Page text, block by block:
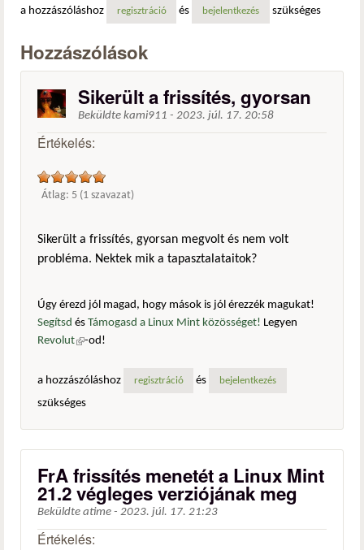
a hozzászóláshoz regisztráció és bejelentkezés szükséges
Hozzászólások
Sikerült a frissítés, gyorsan
Beküldte kami911 - 2023. júl. 17. 20:58
Értékelés:
Átlag: 5 (1 szavazat)
Sikerült a frissítés, gyorsan megvolt és nem volt
probléma. Nektek mik a tapasztalataitok?
Úgy érezd jól magad, hogy mások is jól érezzék magukat!
Segítsd és Támogasd a Linux Mint közösséget! Legyen
Revolut(külső hivatkozás)
-od!
a hozzászóláshoz regisztráció és bejelentkezés
szükséges
FrA frissítés menetét a Linux Mint
21.2 végleges verziójának meg
Beküldte atime - 2023. júl. 17. 21:23
Értékelés: